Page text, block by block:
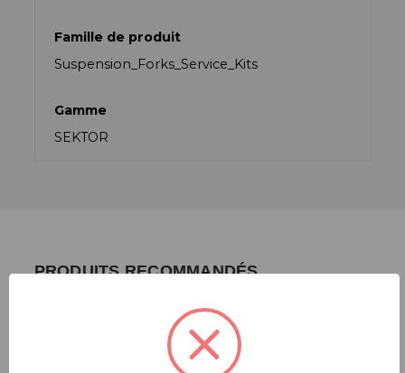
Famille de produit
Suspension_Forks_Service_Kits
Gamme
SEKTOR
PRODUITS RECOMMANDÉS